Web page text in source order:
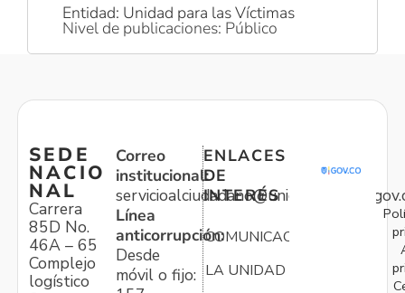
Entidad: Unidad para las Víctimas
Nivel de publicaciones: Público
SEDE
NACIO
NAL
Carrera
85D No.
46A – 65
Complejo
logístico
Correo
institucional:
Línea
anticorrupción:
Desde
móvil o fijo:
ENLACES
DE
INTERÉS
COMUNICACIONES
LA UNIDAD